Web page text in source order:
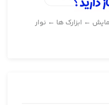
← ابزارک ها ← نوار